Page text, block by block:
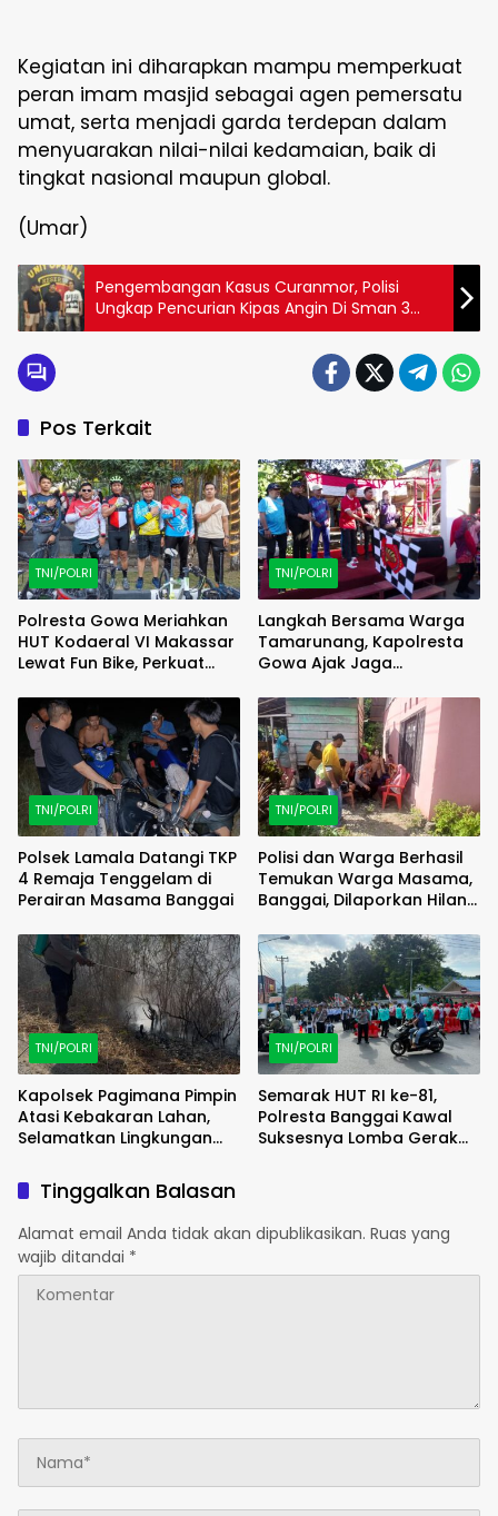
Kegiatan ini diharapkan mampu memperkuat
peran imam masjid sebagai agen pemersatu
umat, serta menjadi garda terdepan dalam
menyuarakan nilai-nilai kedamaian, baik di
tingkat nasional maupun global.
(Umar)
Pengembangan Kasus Curanmor, Polisi
Ungkap Pencurian Kipas Angin Di Sman 3
Palopo
Pos Terkait
TNI/POLRI
Polresta Gowa Meriahkan
HUT Kodaeral VI Makassar
Lewat Fun Bike, Perkuat
TNI/POLRI
Langkah Bersama Warga
Tamarunang, Kapolresta
Gowa Ajak Jaga
ke-81
TNI/POLRI
Polsek Lamala Datangi TKP
4 Remaja Tenggelam di
Perairan Masama Banggai
TNI/POLRI
Polisi dan Warga Berhasil
Temukan Warga Masama,
Banggai, Dilaporkan Hilang
TNI/POLRI
Kapolsek Pagimana Pimpin
Atasi Kebakaran Lahan,
Selamatkan Lingkungan
TNI/POLRI
Semarak HUT RI ke-81,
Polresta Banggai Kawal
Suksesnya Lomba Gerak
Tinggalkan Balasan
Alamat email Anda tidak akan dipublikasikan. Ruas yang
wajib ditandai *